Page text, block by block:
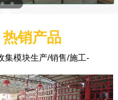
销产品
集模块生产/销售/施工-